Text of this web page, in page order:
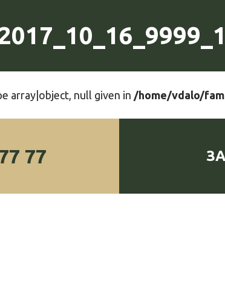
array|object, null given in /home/vdalo/
77